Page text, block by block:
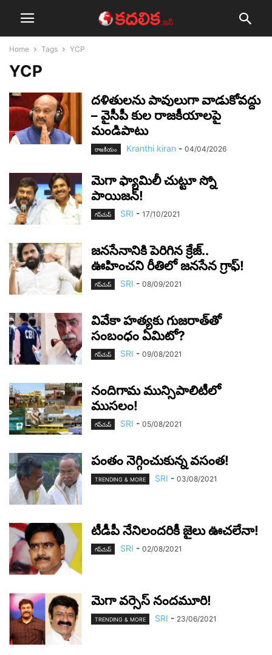
Home Tags YCP
YCP
దళితులను పావులుగా వాడుకోవద్దు
– వైసీపీ కుల రాజకీయాలపై
మండిపాటు
రాజ‌కీయం Kranthi kiran - 04/04/2026
మెగా ఫ్యామిలీ చుట్టూ స్నో
పాయిజ‌న్‌!
గ‌ప్‌చుప్ SRI - 17/10/2021
జ‌న‌సేనానికి పెరిగిన క్రేజ్‌..
ఊహించ‌ని రీతిలో జ‌న‌సేన గ్రాఫ్‌!
గ‌ప్‌చుప్ SRI - 08/09/2021
వివేకా హ‌త్య‌కు గుజ‌రాత్‌తో
సంబంధం ఏమిటో?
గ‌ప్‌చుప్ SRI - 09/08/2021
నందిగామ మున్సిపాలిటీలో
ముస‌లం!
గ‌ప్‌చుప్ SRI - 05/08/2021
పంతం నెగ్గించుకున్న వ‌సంత‌!
TRENDING & MORE SRI - 03/08/2021
టీడీపీ నేనిలంద‌రికీ జైలు ఊచ‌లేనా!
గ‌ప్‌చుప్ SRI - 02/08/2021
మెగా వ‌ర్సెస్ నంద‌మూరి!
TRENDING & MORE SRI - 23/06/2021